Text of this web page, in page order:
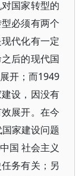
国家转型的
必须有两个
代化有一定
后的现代国
开；而1949
设，因没有
展开。在今
家建设问题
国 社会主义
务有关；另